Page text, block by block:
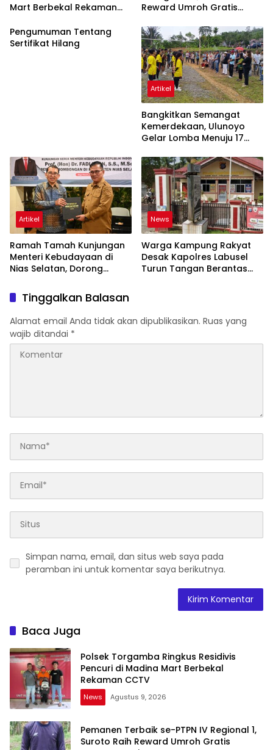
Mart Berbekal Rekaman
Reward Umroh Gratis
Pengumuman Tentang
Sertifikat Hilang
Artikel
Bangkitkan Semangat
Kemerdekaan, Ulunoyo
Gelar Lomba Menuju 17
Artikel
Ramah Tamah Kunjungan
Menteri Kebudayaan di
Nias Selatan, Dorong
Target UNESCO
News
Warga Kampung Rakyat
Desak Kapolres Labusel
Turun Tangan Berantas
Tinggalkan Balasan
Alamat email Anda tidak akan dipublikasikan. Ruas yang
wajib ditandai *
Simpan nama, email, dan situs web saya pada
peramban ini untuk komentar saya berikutnya.
Baca Juga
Polsek Torgamba Ringkus Residivis
Pencuri di Madina Mart Berbekal
Rekaman CCTV
News Agustus 9, 2026
Pemanen Terbaik se-PTPN IV Regional 1,
Suroto Raih Reward Umroh Gratis